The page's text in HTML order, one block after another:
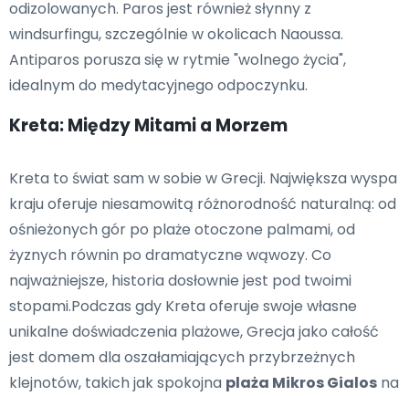
odizolowanych. Paros jest również słynny z
windsurfingu, szczególnie w okolicach Naoussa.
Antiparos porusza się w rytmie "wolnego życia",
idealnym do medytacyjnego odpoczynku.
Kreta: Między Mitami a Morzem
Kreta to świat sam w sobie w Grecji. Największa wyspa
kraju oferuje niesamowitą różnorodność naturalną: od
ośnieżonych gór po plaże otoczone palmami, od
żyznych równin po dramatyczne wąwozy. Co
najważniejsze, historia dosłownie jest pod twoimi
stopami.Podczas gdy Kreta oferuje swoje własne
unikalne doświadczenia plażowe, Grecja jako całość
jest domem dla oszałamiających przybrzeżnych
klejnotów, takich jak spokojna plaża Mikros Gialos na